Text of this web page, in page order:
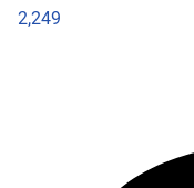
2,249